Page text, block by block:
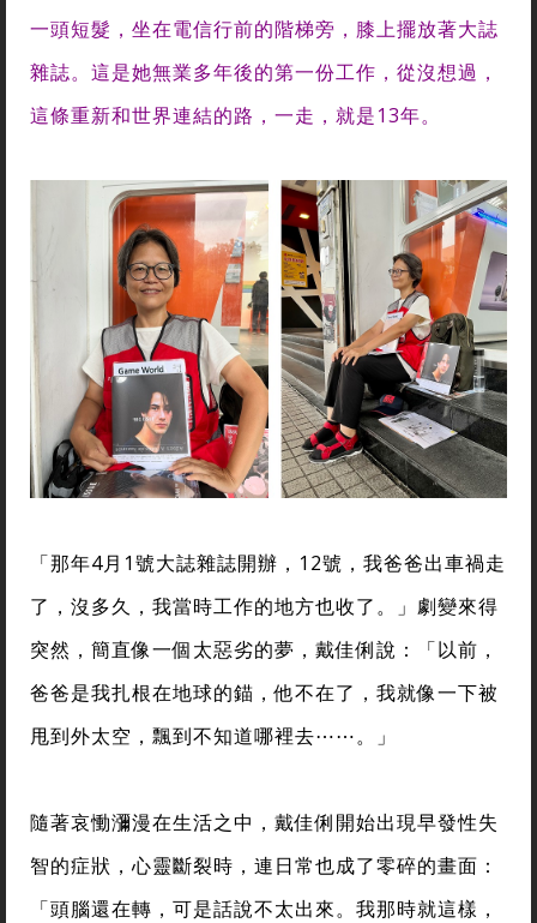
一頭短髮，坐在電信行前的階梯旁，膝上擺放著大誌
雜誌。這是她無業多年後的第一份工作，從沒想過，
這條重新和世界連結的路，一走，就是13年。
「那年4月1號大誌雜誌開辦，12號，我爸爸出車禍走
了，沒多久，我當時工作的地方也收了。」劇變來得
突然，簡直像一個太惡劣的夢，戴佳俐說：「以前，
爸爸是我扎根在地球的錨，他不在了，我就像一下被
甩到外太空，飄到不知道哪裡去⋯⋯。」
隨著哀慟瀰漫在生活之中，戴佳俐開始出現早發性失
智的症狀，心靈斷裂時，連日常也成了零碎的畫面：
「頭腦還在轉，可是話說不太出來。我那時就這樣，